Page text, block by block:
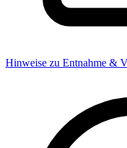
Hinweise zu Entnahme &